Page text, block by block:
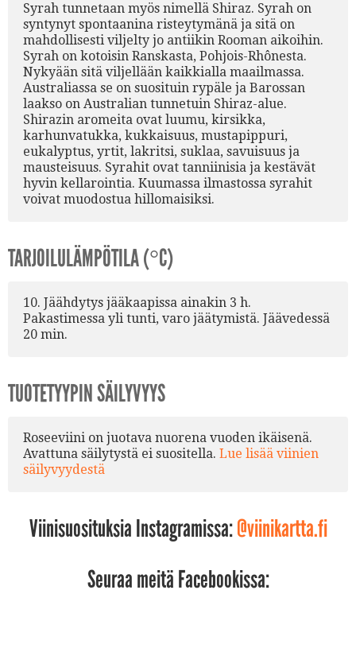
Syrah tunnetaan myös nimellä Shiraz. Syrah on
syntynyt spontaanina risteytymänä ja sitä on
mahdollisesti viljelty jo antiikin Rooman aikoihin.
Syrah on kotoisin Ranskasta, Pohjois-Rhônesta.
Nykyään sitä viljellään kaikkialla maailmassa.
Australiassa se on suosituin rypäle ja Barossan
laakso on Australian tunnetuin Shiraz-alue.
Shirazin aromeita ovat luumu, kirsikka,
karhunvatukka, kukkaisuus, mustapippuri,
eukalyptus, yrtit, lakritsi, suklaa, savuisuus ja
mausteisuus. Syrahit ovat tanniinisia ja kestävät
hyvin kellarointia. Kuumassa ilmastossa syrahit
voivat muodostua hillomaisiksi.
TARJOILULÄMPÖTILA (°C)
10. Jäähdytys jääkaapissa ainakin 3 h.
Pakastimessa yli tunti, varo jäätymistä. Jäävedessä
20 min.
TUOTETYYPIN SÄILYVYYS
Roseeviini on juotava nuorena vuoden ikäisenä.
Avattuna säilytystä ei suositella. Lue lisää viinien
säilyvyydestä
Viinisuosituksia Instagramissa:@viinikartta.fi
Seuraa meitä Facebookissa: